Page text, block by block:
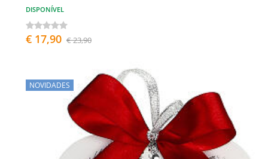
DISPONÍVEL
€ 17,90 € 23,90
NOVIDADES